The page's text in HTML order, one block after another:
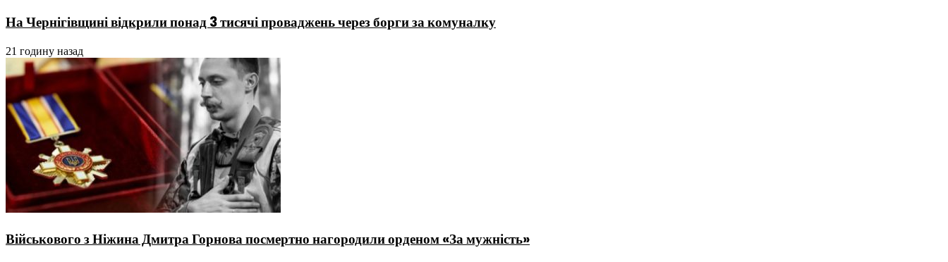
На Чернігівщині відкрили понад 3 тисячі проваджень через борги за комуналку
21 годину назад
Військового з Ніжина Дмитра Горнова посмертно нагородили орденом «За мужність»